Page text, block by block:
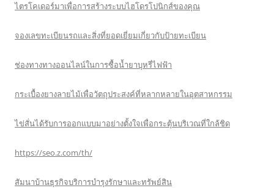
ไตรโคเดอร์มาเพื่อการสร้างระบบไฮโดรโปนิกส์ของคุณ
จองเลขทะเบียนรถและสิ่งที่ยอดเยี่ยมเกี่ยวกับป้ายทะเบียน
ช่องทางทางออนไลน์ในการซื้อน้ำยาบุหรี่ไฟฟ้า
กระเบื้องยางลายไม้เพื่อวัตถุประสงค์ที่หลากหลายในอุตสาหกรรม
ไข่สั่นได้รับการออกแบบมาอย่างตั้งใจเพื่อกระตุ้นบริเวณที่ใกล้ชิด
https://seo.z.com/th/
สัมนาบ้านธุรกิจบริการบำรุงรักษาและทรัพย์สิน